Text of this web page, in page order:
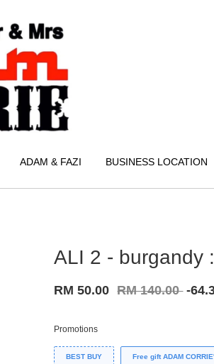
ADAM & FAZI BUSINESS LOCATION
ALI 2 - burgandy
RM 50.00 RM 140.00 -
Promotions
BEST BUY Free gift ADAM